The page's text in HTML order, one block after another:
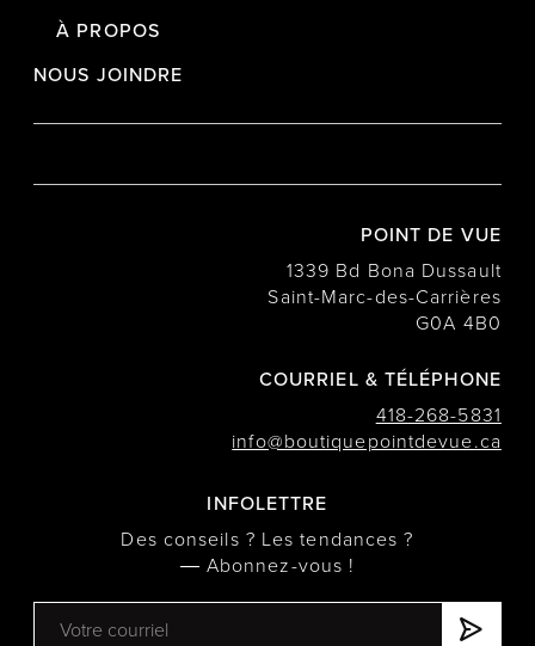
À PROPOS
NOUS JOINDRE
POINT DE VUE
1339 Bd Bona Dussault
Saint-Marc-des-Carrières
G0A 4B0
COURRIEL & TÉLÉPHONE
418-268-5831
info@boutiquepointdevue.ca
INFOLETTRE
Des conseils ? Les tendances ?
― Abonnez-vous !